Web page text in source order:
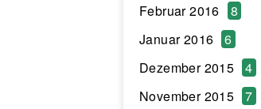
Februar 2016
8
Januar 2016
6
Dezember 2015
4
November 2015
7